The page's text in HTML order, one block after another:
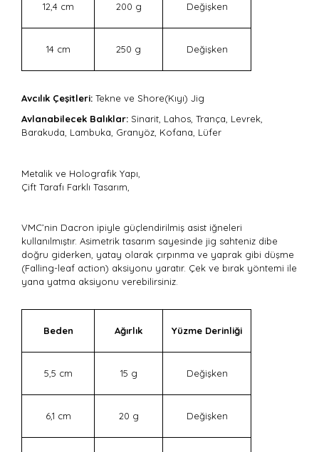
12,4 cm 200 g Değişken
14 cm 250 g Değişken
Avcılık Çeşitleri: Tekne ve Shore(Kıyı) Jig
Avlanabilecek Balıklar: Sinarit, Lahos, Trança, Levrek,
Barakuda, Lambuka, Granyöz, Kofana, Lüfer
Metalik ve Holografik Yapı,
Çift Tarafı Farklı Tasarım,
VMC’nin Dacron ipiyle güçlendirilmiş asist iğneleri
kullanılmıştır. Asimetrik tasarım sayesinde jig sahteniz dibe
doğru giderken, yatay olarak çırpınma ve yaprak gibi düşme
(Falling-leaf action) aksiyonu yaratır. Çek ve bırak yöntemi ile
yana yatma aksiyonu verebilirsiniz.
Beden Ağırlık Yüzme Derinliği
5,5 cm 15 g Değişken
6,1 cm 20 g Değişken